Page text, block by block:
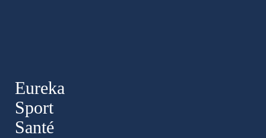
Eureka
Sport
Santé